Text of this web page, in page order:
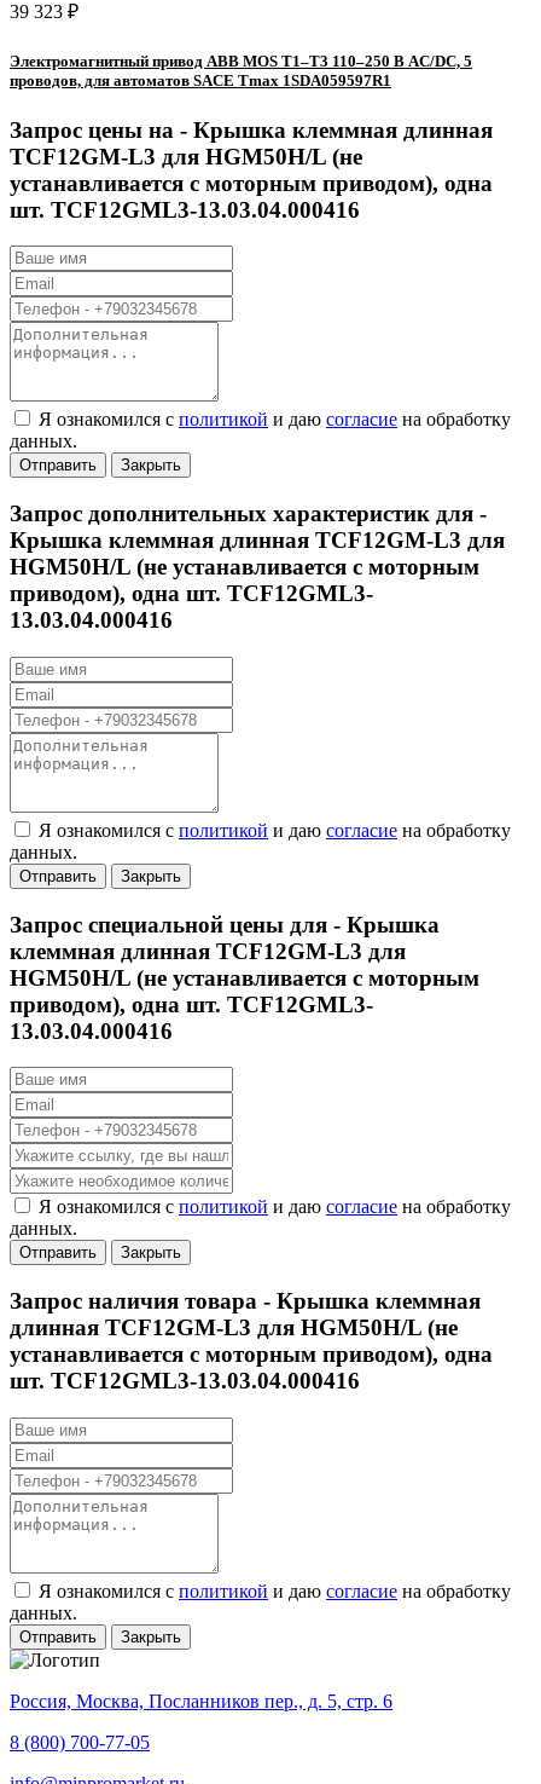
39 323 ₽
Электромагнитный привод ABB MOS T1–T3 110–250 В AC/DC, 5
проводов, для автоматов SACE Tmax 1SDA059597R1
Запрос цены на - Крышка клеммная длинная
TCF12GM-L3 для HGM50H/L (не
устанавливается с моторным приводом), одна
шт. TCF12GML3-13.03.04.000416
Я ознакомился с политикой и даю согласие на обработку
данных.
Отправить Закрыть
Запрос дополнительных характеристик для -
Крышка клеммная длинная TCF12GM-L3 для
HGM50H/L (не устанавливается с моторным
приводом), одна шт. TCF12GML3-
13.03.04.000416
Я ознакомился с политикой и даю согласие на обработку
данных.
Отправить Закрыть
Запрос специальной цены для - Крышка
клеммная длинная TCF12GM-L3 для
HGM50H/L (не устанавливается с моторным
приводом), одна шт. TCF12GML3-
13.03.04.000416
Я ознакомился с политикой и даю согласие на обработку
данных.
Отправить Закрыть
Запрос наличия товара - Крышка клеммная
длинная TCF12GM-L3 для HGM50H/L (не
устанавливается с моторным приводом), одна
шт. TCF12GML3-13.03.04.000416
Я ознакомился с политикой и даю согласие на обработку
данных.
Отправить Закрыть
Россия, Москва, Посланников пер., д. 5, стр. 6
8 (800) 700-77-05